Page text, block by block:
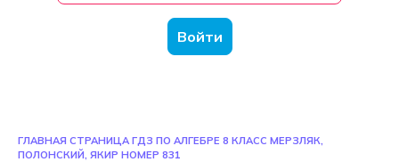
Войти
ГЛАВНАЯ СТРАНИЦА ГДЗ ПО АЛГЕБРЕ 8 КЛАСС МЕРЗЛЯК,
ПОЛОНСКИЙ, ЯКИР НОМЕР 831